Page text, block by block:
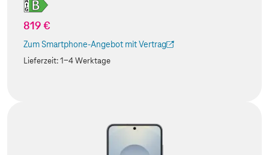
819 €
Zum Smartphone-Angebot mit Vertrag
(Der Link wird in einem neuen Tab geöffnet)
Lieferzeit:1-4 Werktage